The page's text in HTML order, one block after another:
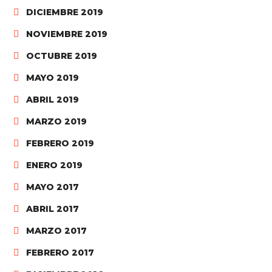
DICIEMBRE 2019
NOVIEMBRE 2019
OCTUBRE 2019
MAYO 2019
ABRIL 2019
MARZO 2019
FEBRERO 2019
ENERO 2019
MAYO 2017
ABRIL 2017
MARZO 2017
FEBRERO 2017